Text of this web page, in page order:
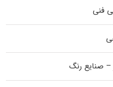
فنی
– صنایع رنگ